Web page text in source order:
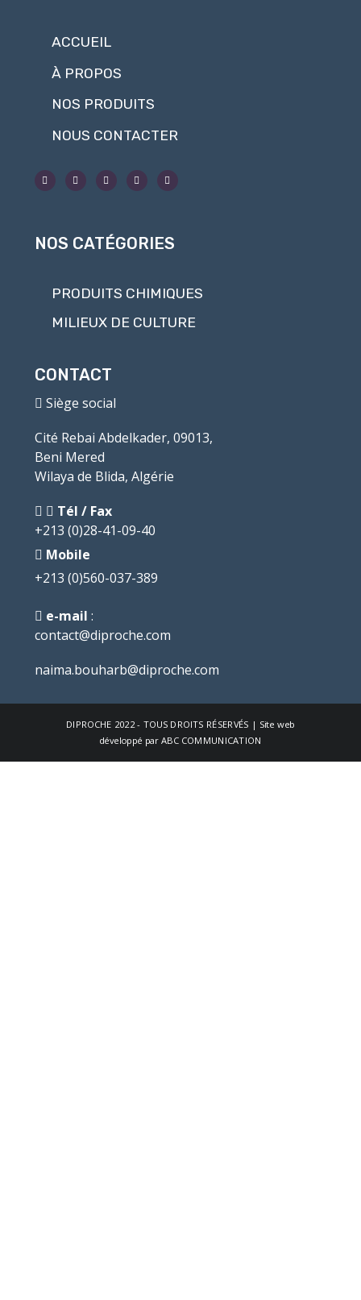
ACCUEIL
À PROPOS
NOS PRODUITS
NOUS CONTACTER
NOS CATÉGORIES
PRODUITS CHIMIQUES
MILIEUX DE CULTURE
CONTACT
Siège social
Cité Rebai Abdelkader, 09013,
Beni Mered
Wilaya de Blida, Algérie
Tél / Fax
+213 (0)28-41-09-40
Mobile
+213 (0)560-037-389
e-mail :
contact@diproche.com
naima.bouharb@diproche.com
DIPROCHE 2022 - TOUS DROITS RÉSERVÉS | Site web
développé par ABC COMMUNICATION